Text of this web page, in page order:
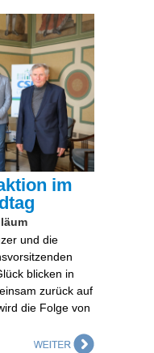
im
und die
blicken in
zurück auf
die Folge von